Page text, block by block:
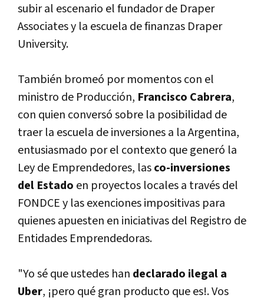
subir al escenario el fundador de Draper
Associates y la escuela de finanzas Draper
University.
También bromeó por momentos con el
ministro de Producción, Francisco Cabrera,
con quien conversó sobre la posibilidad de
traer la escuela de inversiones a la Argentina,
entusiasmado por el contexto que generó la
Ley de Emprendedores, lasco-inversiones
del Estado en proyectos locales a través del
FONDCE y las exenciones impositivas para
quienes apuesten en iniciativas del Registro de
Entidades Emprendedoras.
"Yo sé que ustedes han declarado ilegal a
Uber, ¡pero qué gran producto que es!. Vos